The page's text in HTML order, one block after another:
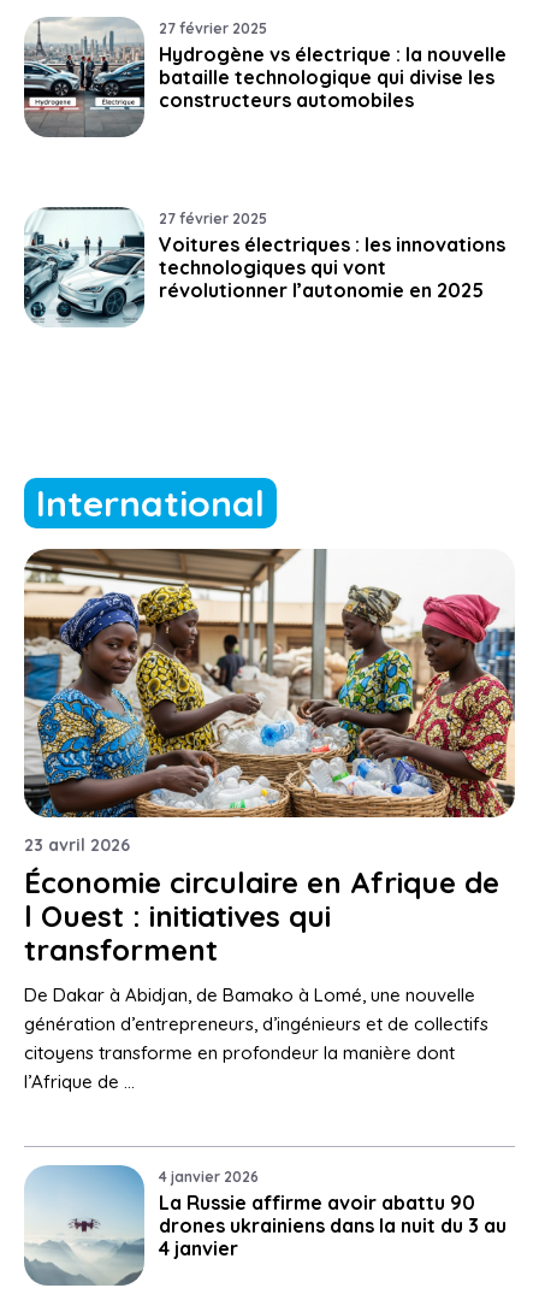
27 février 2025
Hydrogène vs électrique : la nouvelle
bataille technologique qui divise les
constructeurs automobiles
27 février 2025
Voitures électriques : les innovations
technologiques qui vont
révolutionner l’autonomie en 2025
International
23 avril 2026
Économie circulaire en Afrique de
l Ouest : initiatives qui
transforment
De Dakar à Abidjan, de Bamako à Lomé, une nouvelle
génération d’entrepreneurs, d’ingénieurs et de collectifs
citoyens transforme en profondeur la manière dont
l’Afrique de …
4 janvier 2026
La Russie affirme avoir abattu 90
drones ukrainiens dans la nuit du 3 au
4 janvier